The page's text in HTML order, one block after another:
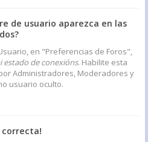
de usuario aparezca en las
en "Preferencias de Foros",
estado de conexións. Habilite esta
Administradores, Moderadores y
usuario oculto.
correcta!